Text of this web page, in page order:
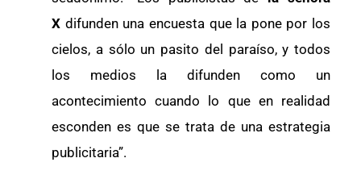
X difunden una encuesta que la pone por los
cielos, a sólo un pasito del paraíso, y todos
los medios la difunden como un
acontecimiento cuando lo que en realidad
esconden es que se trata de una estrategia
publicitaria”.